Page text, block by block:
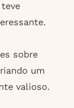
sobre
um
valioso.